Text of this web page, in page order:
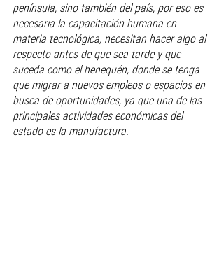
península, sino también del país, por eso es
necesaria la capacitación humana en
materia tecnológica, necesitan hacer algo al
respecto antes de que sea tarde y que
suceda como el henequén, donde se tenga
que migrar a nuevos empleos o espacios en
busca de oportunidades, ya que una de las
principales actividades económicas del
estado es la manufactura.